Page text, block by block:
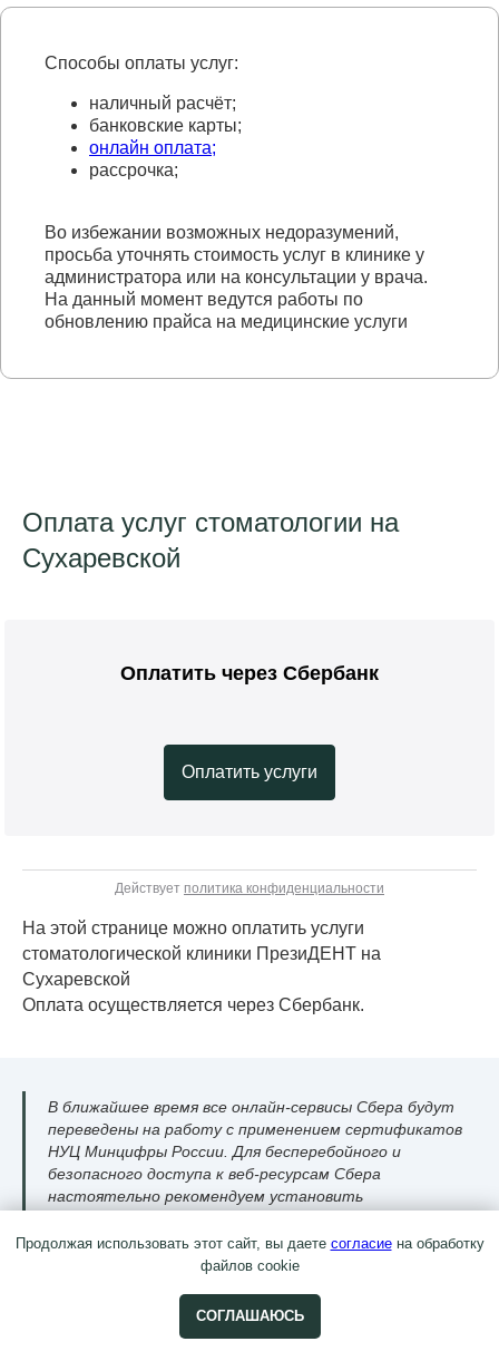
Способы оплаты услуг:
наличный расчёт;
банковские карты;
онлайн оплата;
рассрочка;
Во избежании возможных недоразумений,
просьба уточнять стоимость услуг в клинике у
администратора или на консультации у врача.
На данный момент ведутся работы по
обновлению прайса на медицинские услуги
Оплата услуг стоматологии на
Сухаревской
Оплатить через Сбербанк
Оплатить услуги
Действует политика конфиденциальности
На этой странице можно оплатить услуги
стоматологической клиники ПрезиДЕНТ на
Сухаревской
Оплата осуществляется через Сбербанк.
В ближайшее время все онлайн-сервисы Сбера будут
переведены на работу с применением сертификатов
НУЦ Минцифры России. Для бесперебойного и
безопасного доступа к веб-ресурсам Сбера
настоятельно рекомендуем установить
устройства или перейти на браузер, поддерживающий
отечественные сертификаты (Яндекс.Браузер или
Продолжая использовать этот сайт, вы даете согласиена обработку
файлов cookie
СОГЛАШАЮСЬ